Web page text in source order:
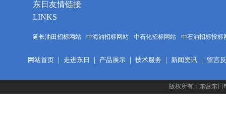
东日友情链接
LINKS
延长油田招标网站 中海油招标网站 中石化招标网站 中石油招标投标
网站首页 ｜ 走进东日 ｜ 产品展示 ｜ 技术服务 ｜ 新闻资讯 ｜ 留言
版权所有：东营东日